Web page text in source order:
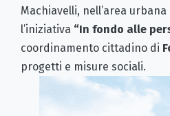
Machiavelli, nell’area
l’iniziativa “In fondo alle
coordinamento cittadino di
progetti e misure sociali.